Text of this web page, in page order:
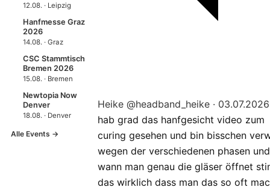
12.08. · Leipzig
Hanfmesse Graz
2026
14.08. · Graz
CSC Stammtisch
Bremen 2026
15.08. · Bremen
Newtopia Now
Denver
18.08. · Denver
Alle Events →
Heike @headband_heike · 03.07.2026
hab grad das hanfgesicht video zum
curing gesehen und bin bisschen
wegen der verschiedenen phasen und
wann man genau die gläser öffnet
das wirklich dass man das so oft